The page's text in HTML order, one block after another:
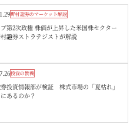
野村證券のマーケット解説
プ第2次政権 株価が上昇した米国株セクター
證券ストラテジストが解説
投資の教養
投資情報部が検証 株式市場の「夏枯れ」
あるのか？